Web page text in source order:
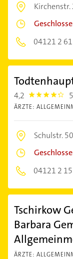
Kirchenstr.
04121 2
4,2 4.2000003
ÄRZTE:
Schulstr.
04121 2
Tschirkow
Barbara
ÄRZTE: